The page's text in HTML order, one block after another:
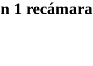
1 recámara